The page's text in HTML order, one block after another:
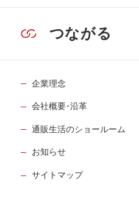
つながる
企業理念
会社概要･沿革
通販生活のショールーム
お知らせ
サイトマップ